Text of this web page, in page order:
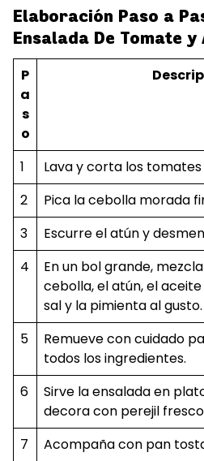
Elaboración Paso a
Ensalada De Tomate y
P
a
s
o
1
Lava y corta los tomates
2
Pica la cebolla morada
3
Escurre el atún y
4
En un bol grande,
cebolla, el atún, el
sal y la pimienta al gusto.
5
Remueve con cuidado
todos los ingredientes.
6
Sirve la ensalada en
decora con perejil
7
Acompaña con pan